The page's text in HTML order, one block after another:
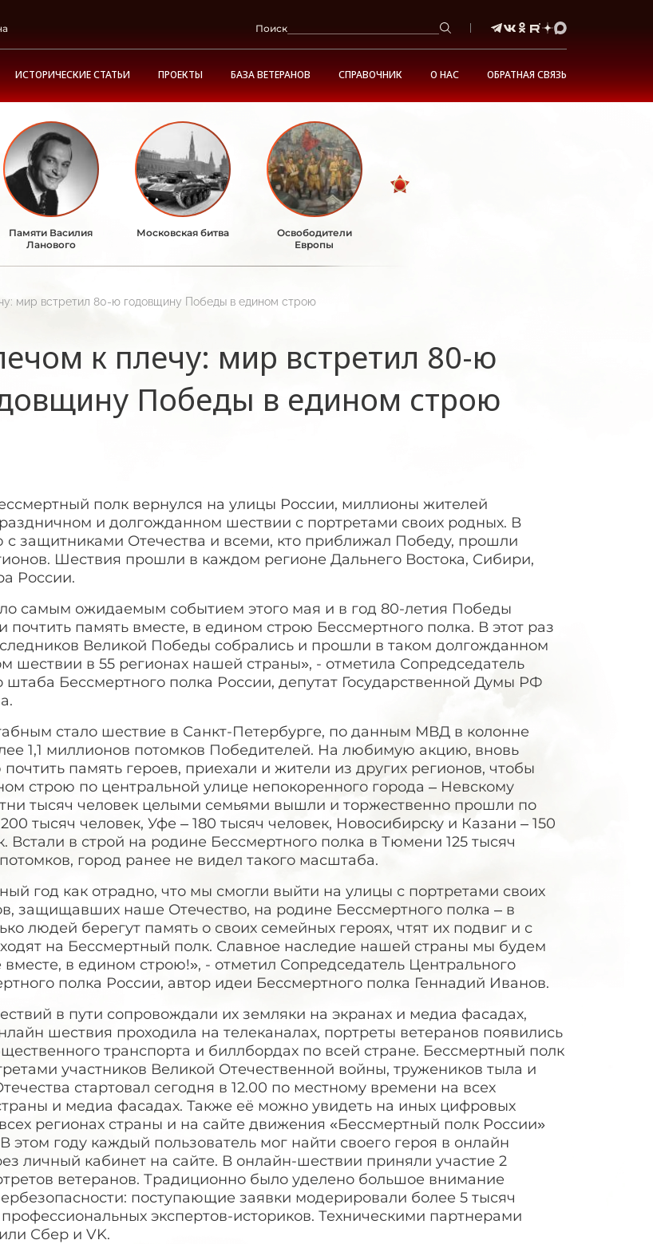
Поиск
ИСТОРИЧЕСКИЕ СТАТЬИ ПРОЕКТЫ БАЗА ВЕТЕРАНОВ СПРАВОЧНИК О НАС ОБРАТНАЯ СВЯЗЬ
Памяти Василия
Ланового
Московская битва
Освободители
Европы
мир встретил 80-ю годовщину Победы в едином строю
к плечу: мир встретил 80-ю
Победы в едином строю
полк вернулся на улицы России, миллионы жителей
и долгожданном шествии с портретами своих родных. В
с защитниками Отечества и всеми, кто приближал Победу, прошли
Шествия прошли в каждом регионе Дальнего Востока, Сибири,
России.
самым ожидаемым событием этого мая и в год 80-летия Победы
почтить память вместе, в едином строю Бессмертного полка. В этот раз
Великой Победы собрались и прошли в таком долгожданном
шествии в 55 регионах нашей страны», - отметила Сопредседатель
штаба Бессмертного полка России, депутат Государственной Думы РФ
стало шествие в Санкт-Петербурге, по данным МВД в колонне
1,1 миллионов потомков Победителей. На любимую акцию, вновь
память героев, приехали и жители из других регионов, чтобы
строю по центральной улице непокоренного города – Невскому
тысяч человек целыми семьями вышли и торжественно прошли по
тысяч человек, Уфе – 180 тысяч человек, Новосибирску и Казани – 150
Встали в строй на родине Бессмертного полка в Тюмени 125 тысяч
город ранее не видел такого масштаба.
год как отрадно, что мы смогли выйти на улицы с портретами своих
защищавших наше Отечество, на родине Бессмертного полка – в
людей берегут память о своих семейных героях, чтят их подвиг и с
на Бессмертный полк. Славное наследие нашей страны мы будем
вместе, в едином строю!», - отметил Сопредседатель Центрального
полка России, автор идеи Бессмертного полка Геннадий Иванов.
в пути сопровождали их земляки на экранах и медиа фасадах,
шествия проходила на телеканалах, портреты ветеранов появились
транспорта и биллбордах по всей стране. Бессмертный полк
участников Великой Отечественной войны, тружеников тыла и
стартовал сегодня в 12.00 по местному времени на всех
и медиа фасадах. Также её можно увидеть на иных цифровых
регионах страны и на сайте движения «Бессмертный полк России»
этом году каждый пользователь мог найти своего героя в онлайн
личный кабинет на сайте. В онлайн-шествии приняли участие 2
ветеранов. Традиционно было уделено большое внимание
поступающие заявки модерировали более 5 тысяч
экспертов-историков. Техническими партнерами
Сбер и VK.